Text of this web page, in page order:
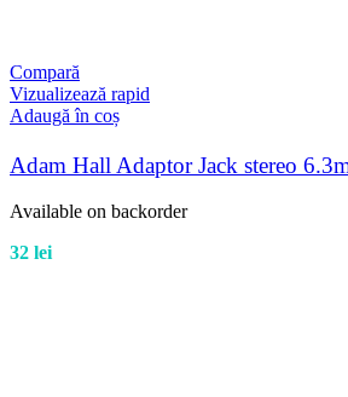
Compară
Vizualizează rapid
Adaugă în coș
Adam Hall Adaptor Jack stereo
Available on backorder
32 lei